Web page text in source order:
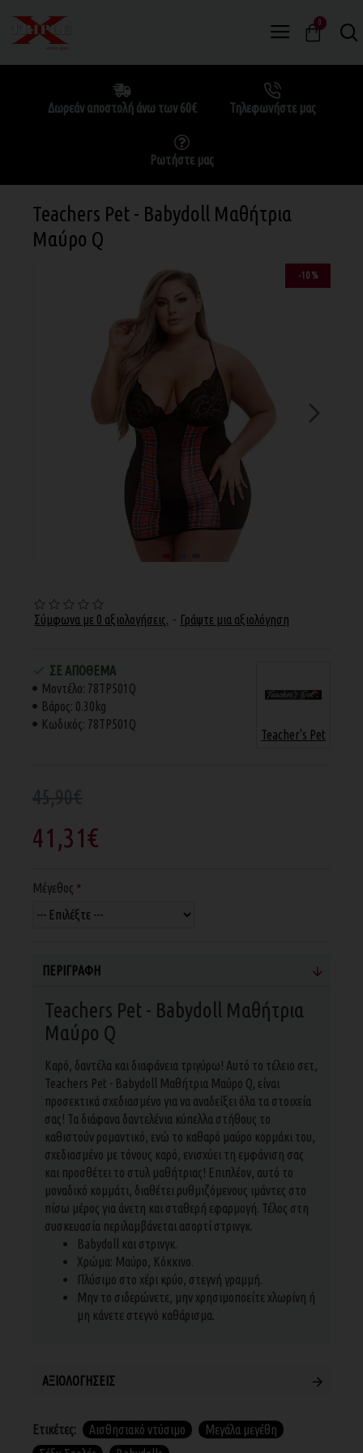
0
Δωρεάν αποστολή άνω των 60€ Τηλεφωνήστε μας
Ρωτήστε μας
Teachers Pet - Babydoll Μαθήτρια
Μαύρο Q
-10 %
Σύμφωνα με 0 αξιολογήσεις. - Γράψτε μια αξιολόγηση
41,31€
ΣΕ ΑΠΌΘΕΜΑ
Μοντέλο: 78TP501Q
Βάρος: 0.30kg
Κωδικός: 78TP501Q
Teacher's Pet
Μέγεθος
ΠΕΡΙΓΡΑΦΉ
Teachers Pet - Babydoll Μαθήτρια
Μαύρο Q
Καρό, δαντέλα και διαφάνεια τριγύρω! Αυτό το τέλειο σετ,
Teachers Pet - Babydoll Μαθήτρια Μαύρο Q, είναι
προσεκτικά σχεδιασμένο για να αναδείξει όλα τα στοιχεία
σας! Τα διάφανα δαντελένια κύπελλα στήθους το
καθιστούν ρομαντικό, ενώ το καθαρό μαύρο κορμάκι του,
σχεδιασμένο με τόνους καρό, ενισχύει τη εμφάνιση σας
και προσθέτει το στυλ μαθήτριας! Επιπλέον, αυτό το
μοναδικό κομμάτι, διαθέτει ρυθμιζόμενους ιμάντες στο
πίσω μέρος για άνετη και σταθερή εφαρμογή. Τέλος στη
συσκευασία περιλαμβάνεται ασορτί στρινγκ.
Babydoll και στρινγκ.
Χρώμα: Μαύρο, Κόκκινο.
Πλύσιμο στο χέρι κρύο, στεγνή γραμμή.
Μην το σιδερώνετε, μην χρησιμοποείτε χλωρίνη ή
μη κάνετε στεγνό καθάρισμα.
ΑΞΙΟΛΟΓΉΣΕΙΣ
Ετικέτες: Αισθησιακό ντύσιμο
Μεγάλα μεγέθη